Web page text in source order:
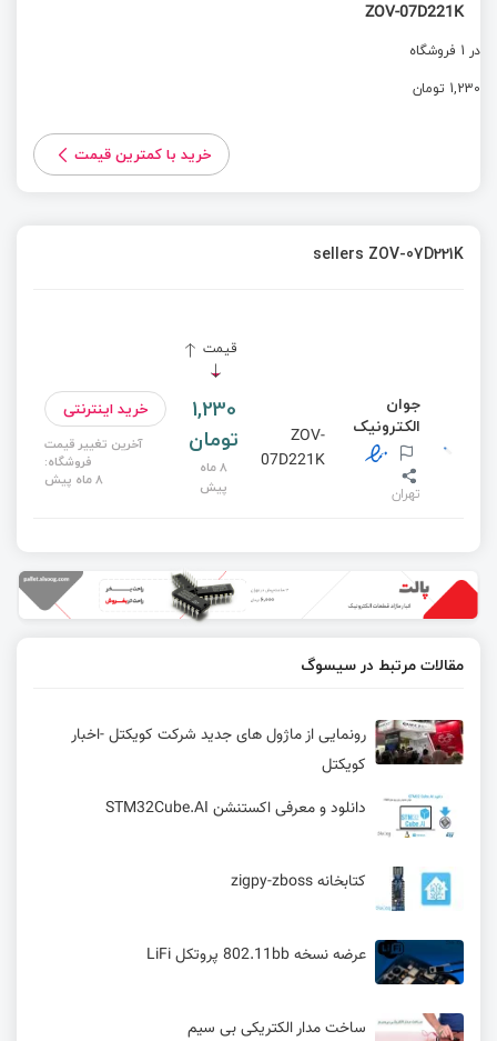
ZOV-07D221K
در 1 فروشگاه
1,230 تومان
خرید با کمترین قیمت
sellers ZOV-07D221K
قیمت
جوان
الکترونیک
تهران
ZOV-
07D221K
1,230
تومان
8 ماه
پیش
خرید اینترنتی
آخرین تغییر قیمت
فروشگاه:
8 ماه پیش
مقالات مرتبط در سیسوگ
رونمایی از ماژول های جدید شرکت کویکتل -اخبار
کویکتل
دانلود و معرفی اکستنشن STM32Cube.AI
کتابخانه zigpy-zboss
عرضه نسخه 802.11bb پروتکل LiFi
ساخت مدار الکتریکی بی سیم